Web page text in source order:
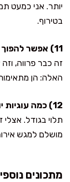
יותר. אני כמעט
בטירוף.
11) אפשר להפוך את זה לפרווה?
זה כבר פרווה,
האלה: הן
12) כמה עוגיות יוצאות מהכמות?
מושלם למגש
מתכונים